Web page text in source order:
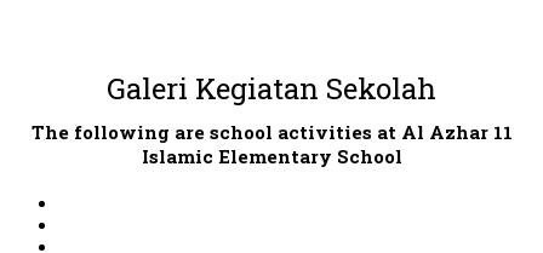
Galeri Kegiatan Sekolah
The following are school activities at Al Azhar 11
Islamic Elementary School